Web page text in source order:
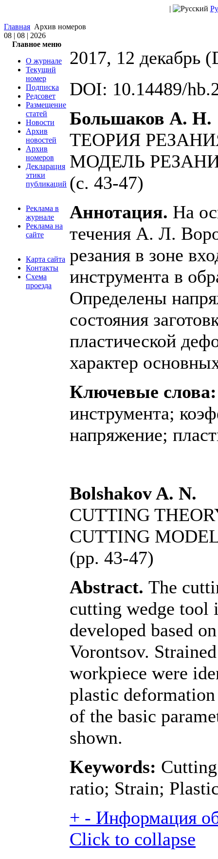
|
Главная Архив номеров
08 | 08 | 2026
Главное меню
О журнале
Текущий
номер
Подписка
Редсовет
Размещение
статей
Новости
Архив
новостей
Архив
номеров
Декларация
этики
публикаций
Реклама в
журнале
Реклама на
сайте
Карта сайта
Контакты
Схема
проезда
2017, 12 декабрь
DOI: 10.14489/
Большаков А. Н.
ТЕОРИЯ
МОДЕЛЬ
(c. 43-47)
Аннотация. На
течения А. Л.
резания в зоне
инструмента в
Определены
состояния
пластической
характер
Ключевые слова:
инструмента;
напряжение;
Bolshakov A. N.
CUTTING
CUTTING
(pp. 43-47)
Abstract. The
cutting wedge tool
developed based
Vorontsov.
workpiece were
plastic
of the basic
shown.
Keywords:
ratio; Strain;
+ - Информация
Click to collapse